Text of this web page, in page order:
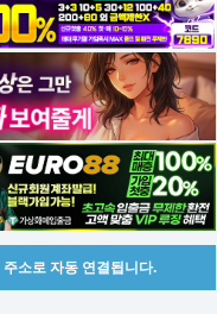
소로 자동 연결됩니다.